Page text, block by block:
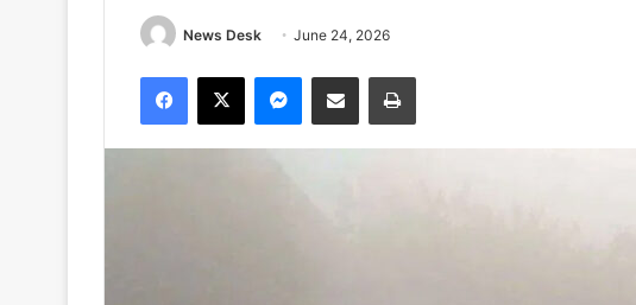
News Desk June 24, 2026
Facebook
X Messenger
Share via Email Print